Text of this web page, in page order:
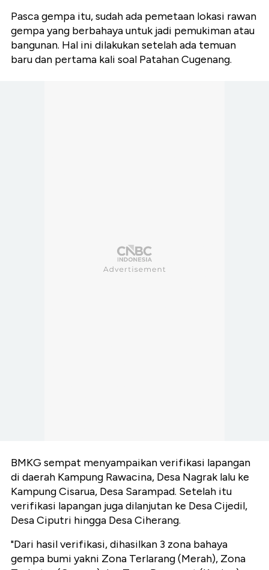
Pasca gempa itu, sudah ada pemetaan lokasi rawan
gempa yang berbahaya untuk jadi pemukiman atau
bangunan. Hal ini dilakukan setelah ada temuan
baru dan pertama kali soal Patahan Cugenang.
BMKG sempat menyampaikan verifikasi lapangan
di daerah Kampung Rawacina, Desa Nagrak lalu ke
Kampung Cisarua, Desa Sarampad. Setelah itu
verifikasi lapangan juga dilanjutan ke Desa Cijedil,
Desa Ciputri hingga Desa Ciherang.
"Dari hasil verifikasi, dihasilkan 3 zona bahaya
gempa bumi yakni Zona Terlarang (Merah), Zona